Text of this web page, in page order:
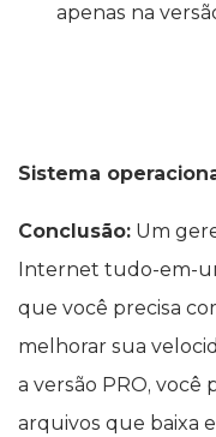
apenas na
Sistema
Conclusão: Um
Internet tudo-em-
que você precisa
melhorar sua
a versão PRO,
arquivos que baixa